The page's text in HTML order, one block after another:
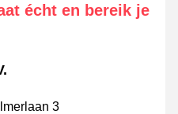
écht en bereik je
3